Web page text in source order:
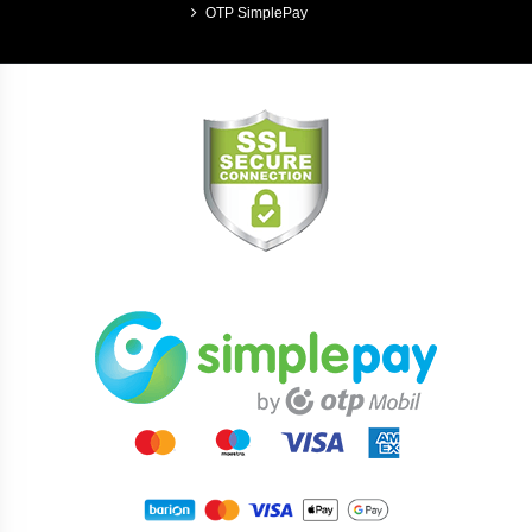
OTP SimplePay